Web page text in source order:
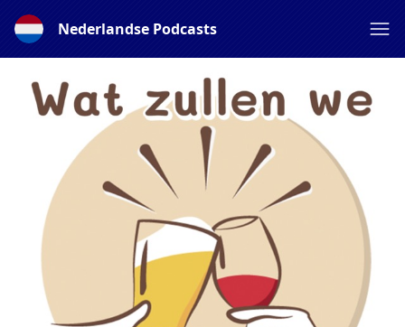
Nederlandse Podcasts